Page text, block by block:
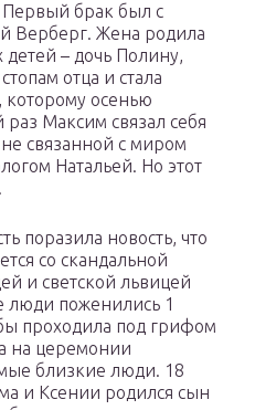
брак был с
Верберг. Жена родила
– дочь Полину,
отца и стала
которому осенью
раз Максим связал себя
связанной с миром
Натальей. Но этот
поразила новость, что
со скандальной
и светской львицей
люди поженились 1
проходила под грифом
на церемонии
близкие люди. 18
и Ксении родился сын